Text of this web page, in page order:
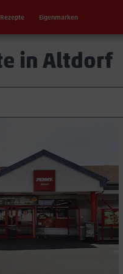
Rezepte Eigenmarken
in Altdorf